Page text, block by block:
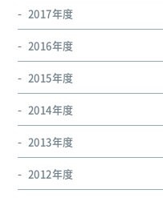
2017年度
2016年度
2015年度
2014年度
2013年度
2012年度